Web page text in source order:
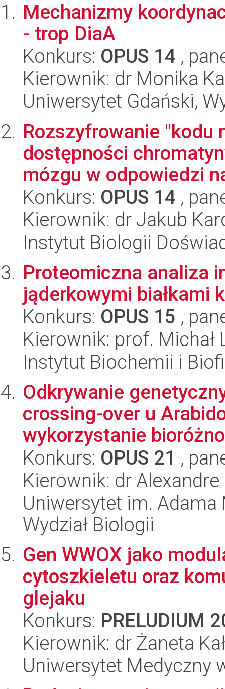
Mechanizmy
- trop DiaA
Konkurs: OPUS 14 ,
Kierownik: dr Monika
Uniwersytet Gdański,
Rozszyfrowanie "kodu
dostępności
mózgu w odpowiedzi
Konkurs: OPUS 14 ,
Kierownik: dr Jakub
Instytut Biologii
Proteomiczna analiza
jąderkowymi białkami
Konkurs: OPUS 15 ,
Kierownik: prof. Michał
Instytut Biochemii i
Odkrywanie
crossing-over u
wykorzystanie
Konkurs: OPUS 21 ,
Kierownik: dr Alexandre
Uniwersytet im.
Wydział Biologii
Gen WWOX jako
cytoszkieletu oraz
glejaku
Konkurs: PRELUDIUM
Kierownik: dr Żaneta
Uniwersytet Medyczny